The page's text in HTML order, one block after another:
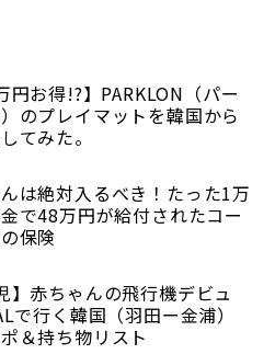
円お得!?】PARKLON（パー
のプレイマットを韓国から
てみた。
は絶対入るべき！たった1万
で48万円が給付されたコー
保険
】赤ちゃんの飛行機デビュ
で行く韓国（羽田ー金浦）
＆持ち物リスト